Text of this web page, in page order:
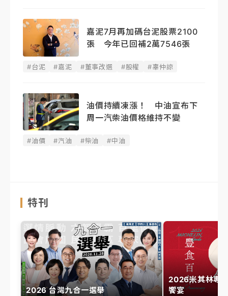
嘉泥7月再加碼台泥股票2100
張 今年已回補2萬7546張
#台泥 #嘉泥 #董事改選 #股權 #辜仲諒
油價持續凍漲！ 中油宣布下
周一汽柴油價格維持不變
#油價 #汽油 #柴油 #中油
特刊
2026 台灣九合一選舉
2026米其林專
饗宴